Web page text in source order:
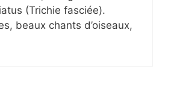
(Trichie fasciée).
beaux chants d’oiseaux,